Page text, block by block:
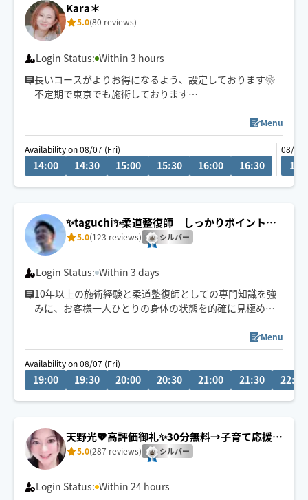
🌿オイル＆もみほぐし90分
忙しい日・軽いお疲れへ。まずはお試し
Kara＊
5.0(80 reviews)
Login Status: Within 3 hours
長いコースがよりお得になるよう、設定しております❀
不定期で東京でも施術しております
タイ古式ベースの心地よいリズムと圧で、お客様一人一
人に合わせた施術を心がけており、
心身ともにリラックスしていただけるよう頑張ります❁
ざいます。予めご了承ください。
Menu
Availability on 08/07 (Fri)
14:00 14:30 15:00 15:30 16:00 16:30
08/08
✨taguchi✨柔道整復師 しっかりポイントに
アプローチ
5.0(123 reviews) シルバー
Login Status: Within 3 days
10年以上の施術経験と柔道整復師としての専門知識を強
みに、お客様一人ひとりの身体の状態を的確に見極めた
施術を提供しています。整形外科や接骨院で培った臨床
経験を活かし、特に筋肉の状態や原因を捉えたポイント
押しを得意としています。身体の変化を実感していただ
ける施術を心がけ、信頼を気築いてきました。
Menu
Availability on 08/07 (Fri)
19:00 19:30 20:00 20:30 21:00 21:30 22:00
天野光💖高評価御礼✨30分無料→子育て応援＆
京都駅付近💕
5.0(287 reviews) シルバー
Login Status: Within 24 hours